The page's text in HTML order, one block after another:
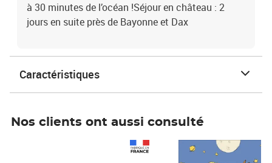
à 30 minutes de l’océan !Séjour en château : 2
jours en suite près de Bayonne et Dax
Caractéristiques
Nos clients ont aussi consulté
Prix 7,50€